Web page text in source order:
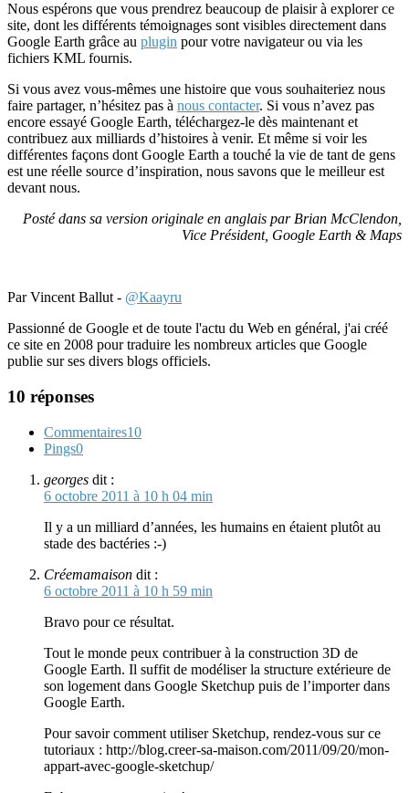
Nous espérons que vous prendrez beaucoup de plaisir à explorer ce
site, dont les différents témoignages sont visibles directement dans
Google Earth grâce au plugin pour votre navigateur ou via les
fichiers KML fournis.
Si vous avez vous-mêmes une histoire que vous souhaiteriez nous
faire partager, n’hésitez pas à nous contacter. Si vous n’avez pas
encore essayé Google Earth, téléchargez-le dès maintenant et
contribuez aux milliards d’histoires à venir. Et même si voir les
différentes façons dont Google Earth a touché la vie de tant de gens
est une réelle source d’inspiration, nous savons que le meilleur est
devant nous.
Posté dans sa version originale en anglais par Brian McClendon,
Vice Président, Google Earth & Maps
Par Vincent Ballut - @Kaayru
Passionné de Google et de toute l'actu du Web en général, j'ai créé
ce site en 2008 pour traduire les nombreux articles que Google
publie sur ses divers blogs officiels.
10 réponses
Commentaires10
Pings0
georges dit :
6 octobre 2011 à 10 h 04 min
Il y a un milliard d’années, les humains en étaient plutôt au
stade des bactéries :-)
Créemamaison dit :
6 octobre 2011 à 10 h 59 min
Bravo pour ce résultat.
Tout le monde peux contribuer à la construction 3D de
Google Earth. Il suffit de modéliser la structure extérieure de
son logement dans Google Sketchup puis de l’importer dans
Google Earth.
Pour savoir comment utiliser Sketchup, rendez-vous sur ce
tutoriaux : http://blog.creer-sa-maison.com/2011/09/20/mon-
appart-avec-google-sketchup/